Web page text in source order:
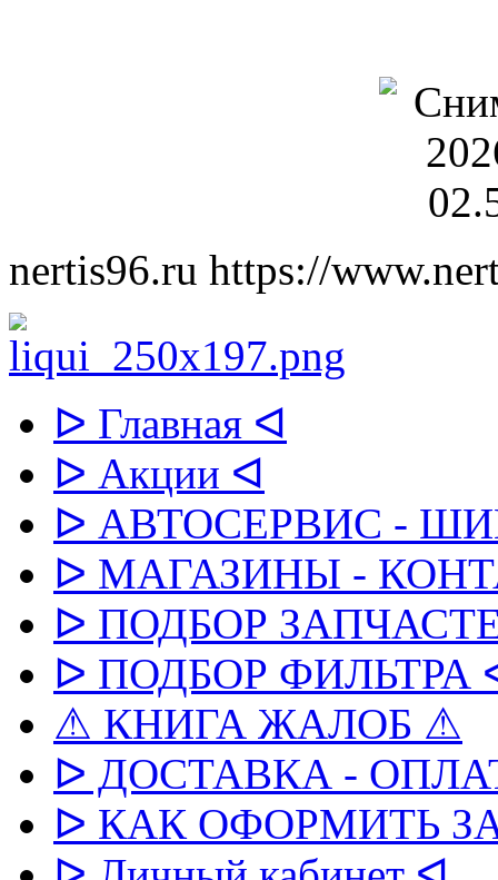
nertis96.ru https://
ᐅ Главная ᐊ
ᐅ Акции ᐊ
ᐅ АВТОСЕРВИС -
ᐅ МАГАЗИНЫ -
ᐅ ПОДБОР
ᐅ ПОДБОР ФИЛЬТРА
⚠ КНИГА ЖАЛОБ ⚠
ᐅ ДОСТАВКА -
ᐅ КАК ОФОРМИТЬ